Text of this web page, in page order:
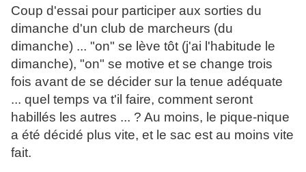
Coup d'essai pour participer aux sorties du
dimanche d'un club de marcheurs (du
dimanche) ... "on" se lève tôt (j'ai l'habitude le
dimanche), "on" se motive et se change trois
fois avant de se décider sur la tenue adéquate
... quel temps va t'il faire, comment seront
habillés les autres ... ? Au moins, le pique-nique
a été décidé plus vite, et le sac est au moins vite
fait.